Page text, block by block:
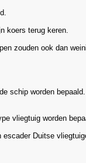
koers terug keren.
zouden ook dan
schip worden bepaald.
vliegtuig worden
escader Duitse